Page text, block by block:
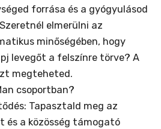
forrása és a gyógyulásod
elmerülni az
minőségében, hogy
levegőt a felszínre törve? A
megteheted.
csoportban?
Tapasztald meg az
és a közösség támogató